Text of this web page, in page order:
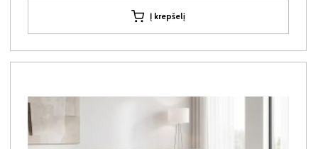
Į krepšelį